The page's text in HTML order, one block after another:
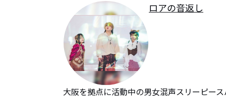
ロアの音返し
大阪を拠点に活動中の男女混声スリーピー